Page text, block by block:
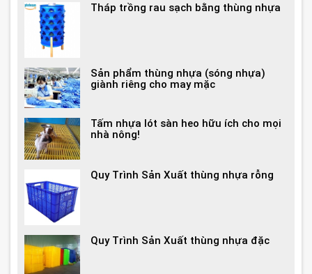
Tháp trồng rau sạch bằng thùng nhựa
Sản phẩm thùng nhựa (sóng nhựa)
giành riêng cho may mặc
Tấm nhựa lót sàn heo hữu ích cho mọi
nhà nông!
Quy Trình Sản Xuất thùng nhựa rỗng
Quy Trình Sản Xuất thùng nhựa đặc